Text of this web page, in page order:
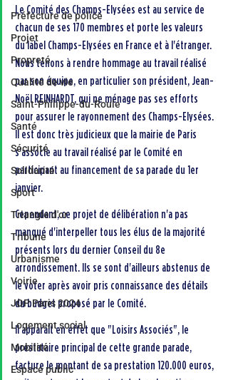
Préfecture de police
Projet
Propreté
Qualité de vie
Saint-Philippe-du-Roule
Santé
Sécurité
Solidarité
Sport
Triangle d'or
Tribune
Urbanisme
Voirie
JOP Paris 2024
Logement social
Mobilité
Espace public
Le Comité des Champs-Elysées est au service de
chacun de ses 170 membres et porte les valeurs
du label Champs-Elysées en France et à l'étranger.
Nous tenons à rendre hommage au travail réalisé
par son équipe, en particulier son président, Jean-
Noël REINHARDT, qui ne ménage pas ses efforts
pour assurer le rayonnement des Champs-Elysées.
Il est donc très judicieux que la mairie de Paris
s'associe au travail réalisé par le Comité en
participant au financement de sa parade du 1er
janvier.
Cependant, ce projet de délibération n'a pas
manqué d'interpeller tous les élus de la majorité
présents lors du dernier Conseil du 8e
arrondissement. Ils se sont d'ailleurs abstenus de
le voter après avoir pris connaissance des détails
du budget proposé par le Comité.
Il apparaît en effet que "Loisirs Associés", le
prestataire principal de cette grande parade,
facture le montant de sa prestation 120.000 euros,